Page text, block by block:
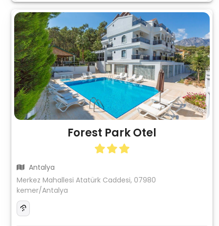
Forest Park Otel
Antalya
Merkez Mahallesi Atatürk Caddesi, 07980
kemer/Antalya